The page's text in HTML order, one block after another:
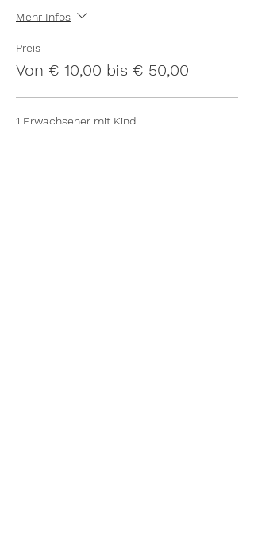
Mehr Infos
Preis
Von € 10,00 bis € 50,00
1 Erwachsener mit Kind